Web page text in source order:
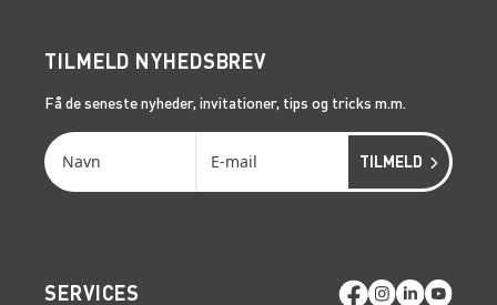
TILMELD NYHEDSBREV
Få de seneste nyheder, invitationer, tips og tricks m.m.
SERVICES